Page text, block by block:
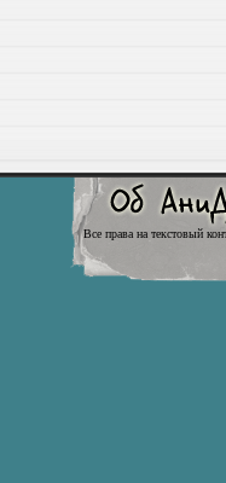
Все права на текстовый